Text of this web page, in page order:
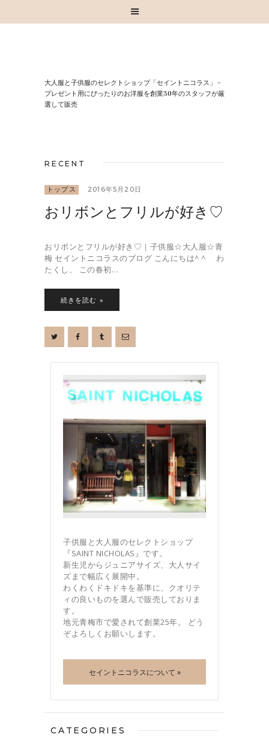
⼤⼈服と⼦供服のセレクトショップ「セイントニコラス」 –
プレゼント⽤にぴったりのお洋服を創業30年のスタッフが厳
選して販売
お知らせ
お買い物
取扱いブランド
お問い合わせ
RECENT
トップス 2016年5月20日
おリボンとフリルが好き♡
おリボンとフリルが好き♡｜子供服☆大人服☆青
梅 セイントニコラスのブログ こんにちは^ ^ わ
たくし、 この春初…
続きを読む »
子供服と大人服のセレクトショップ
『SAINT NICHOLAS』です。
新生児からジュニアサイズ、大人サイ
ズまで幅広く展開中。
わくわくドキドキを基準に、クオリテ
ィの良いものを選んで販売しておりま
す。
地元青梅市で愛されて創業25年。 どう
ぞよろしくお願いします。
セイントニコラスについて »
CATEGORIES